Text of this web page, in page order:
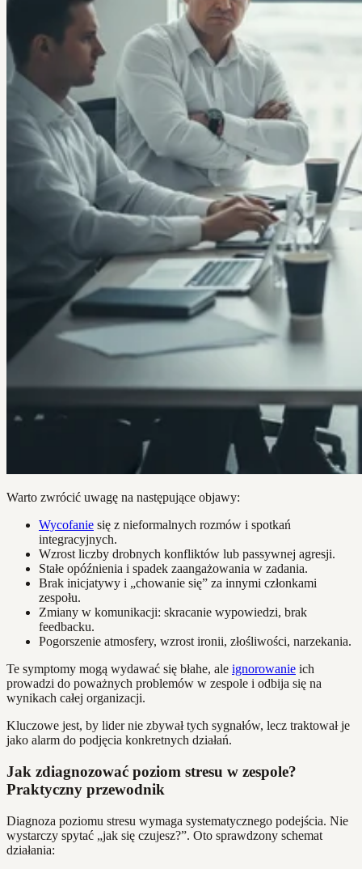
Warto zwrócić uwagę na następujące objawy:
Wycofanie się z nieformalnych rozmów i spotkań
integracyjnych.
Wzrost liczby drobnych konfliktów lub passywnej agresji.
Stałe opóźnienia i spadek zaangażowania w zadania.
Brak inicjatywy i „chowanie się” za innymi członkami
zespołu.
Zmiany w komunikacji: skracanie wypowiedzi, brak
feedbacku.
Pogorszenie atmosfery, wzrost ironii, złośliwości, narzekania.
Te symptomy mogą wydawać się błahe, ale ignorowanie ich
prowadzi do poważnych problemów w zespole i odbija się na
wynikach całej organizacji.
Kluczowe jest, by lider nie zbywał tych sygnałów, lecz traktował je
jako alarm do podjęcia konkretnych działań.
Jak zdiagnozować poziom stresu w zespole?
Praktyczny przewodnik
Diagnoza poziomu stresu wymaga systematycznego podejścia. Nie
wystarczy spytać „jak się czujesz?”. Oto sprawdzony schemat
działania: